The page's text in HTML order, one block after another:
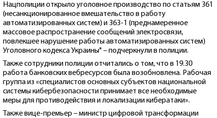
Нацполиции открыло уголовное производство по статьям 361
(несанкционированное вмешательство в работу
автоматизированных систем) и 363-1 (преднамеренное
массовое распространение сообщений электросвязи,
повлекшее нарушение работы автоматизированных систем)
Уголовного кодекса Украины" – подчеркнули в полиции.
Также сотрудники полиции отчитались о том, что в 19.30
работа банковских вебресурсов была возобновлена. Рабочая
группа из «специалистов основных субъектов национальной
системы кибербезопасности принимает все необходимые
меры для противодействия и локализации кибератаки».
Также вице-премьер – министр цифровой трансформации